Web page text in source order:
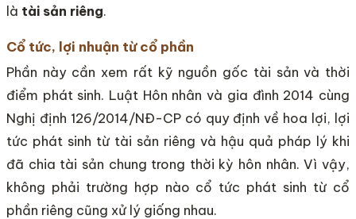
là tài sản riêng.
Cổ tức, lợi nhuận từ cổ phần
Phần này cần xem rất kỹ nguồn gốc tài sản và thời
điểm phát sinh. Luật Hôn nhân và gia đình 2014 cùng
Nghị định 126/2014/NĐ-CP có quy định về hoa lợi, lợi
tức phát sinh từ tài sản riêng và hậu quả pháp lý khi
đã chia tài sản chung trong thời kỳ hôn nhân. Vì vậy,
không phải trường hợp nào cổ tức phát sinh từ cổ
phần riêng cũng xử lý giống nhau.